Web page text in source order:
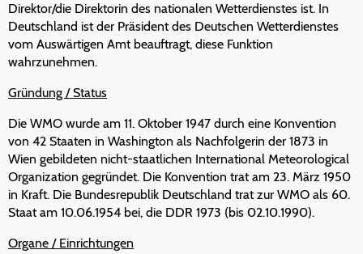
Direktor/die Direktorin des nationalen Wetterdienstes ist. In
Deutschland ist der Präsident des Deutschen Wetterdienstes
vom Auswärtigen Amt beauftragt, diese Funktion
wahrzunehmen.
Gründung / Status
Die WMO wurde am 11. Oktober 1947 durch eine Konvention
von 42 Staaten in Washington als Nachfolgerin der 1873 in
Wien gebildeten nicht-staatlichen International Meteorological
Organization gegründet. Die Konvention trat am 23. März 1950
in Kraft. Die Bundesrepublik Deutschland trat zur WMO als 60.
Staat am 10.06.1954 bei, die DDR 1973 (bis 02.10.1990).
Organe / Einrichtungen